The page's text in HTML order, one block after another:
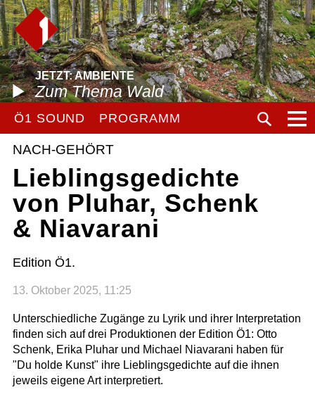
JETZT: AMBIENTE
Zum Thema Wald
Ö1 SOUND PROGRAMM
NACH-GEHÖRT
Lieblingsgedichte
von Pluhar, Schenk
& Niavarani
Edition Ö1.
13. Oktober 2025, 11:25
Unterschiedliche Zugänge zu Lyrik und ihrer Interpretation
finden sich auf drei Produktionen der Edition Ö1: Otto
Schenk, Erika Pluhar und Michael Niavarani haben für
"Du holde Kunst" ihre Lieblingsgedichte auf die ihnen
jeweils eigene Art interpretiert.